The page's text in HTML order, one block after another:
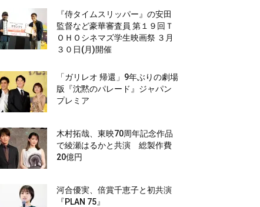
『侍タイムスリッパー』の安田
監督など豪華審査員 第１９回Ｔ
ＯＨＯシネマズ学生映画祭 ３月
３０日(月)開催
「ガリレオ 帰還」9年ぶりの劇場
版『沈黙のパレード』ジャパン
プレミア
木村拓哉、東映70周年記念作品
で綾瀬はるかと共演 総製作費
20億円
河合優実、倍賞千恵子と初共演
『PLAN 75』